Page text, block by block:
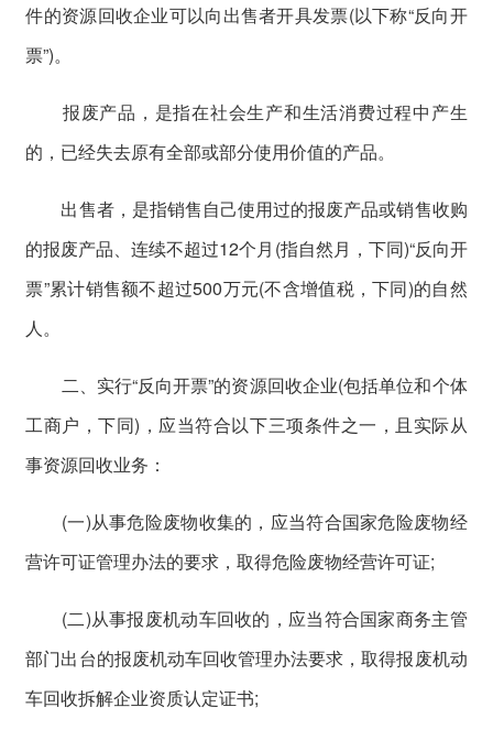
件的资源回收企业可以向出售者开具发票(以下称“反向开
票”)。
报废产品，是指在社会生产和生活消费过程中产生
的，已经失去原有全部或部分使用价值的产品。
出售者，是指销售自己使用过的报废产品或销售收购
的报废产品、连续不超过12个月(指自然月，下同)“反向开
票”累计销售额不超过500万元(不含增值税，下同)的自然
人。
二、实行“反向开票”的资源回收企业(包括单位和个体
工商户，下同)，应当符合以下三项条件之一，且实际从
事资源回收业务：
(一)从事危险废物收集的，应当符合国家危险废物经
营许可证管理办法的要求，取得危险废物经营许可证;
(二)从事报废机动车回收的，应当符合国家商务主管
部门出台的报废机动车回收管理办法要求，取得报废机动
车回收拆解企业资质认定证书;